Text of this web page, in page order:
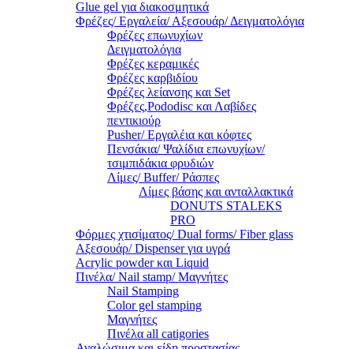
Glue gel για διακοσμητικά
Φρέζες/ Εργαλεία/ Αξεσουάρ/ Δειγματολόγια
Φρέζες επωνυχίων
Δειγματολόγια
Φρέζες κεραμικές
Φρέζες καρβιδίου
Φρέζες λείανσης και Set
Φρέζες,Pododisc και Λαβίδες
πεντικιούρ
Pusher/ Εργαλέια και κόφτες
Πενσάκια/ Ψαλίδια επωνυχίων/
τσιμπιδάκια φρυδιών
Λίμες/ Buffer/ Ράσπες
Λίμες βάσης και ανταλλακτικά
DONUTS STALEKS
PRO
Φόρμες χτισίματος/ Dual forms/ Fiber glass
Αξεσουάρ/ Dispenser για υγρά
Acrylic powder και Liquid
Πινέλα/ Nail stamp/ Μαγνήτες
Nail Stamping
Color gel stamping
Μαγνήτες
Πινέλα all catigories